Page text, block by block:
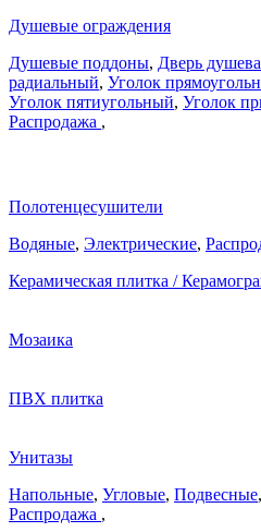
Душевые ограждения
Душевые поддоны, Дверь
радиальный, Уголок
Уголок пятиугольный, Уголок
Распродажа ,
Полотенцесушители
Водяные, Электрические,
Керамическая плитка /
Мозаика
ПВХ плитка
Унитазы
Напольные, Угловые, Подвесные,
Распродажа ,